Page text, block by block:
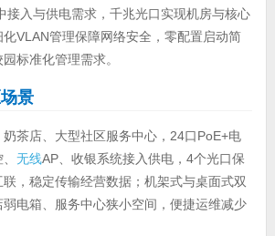
接入与供电需求，千兆光口实现机房与核心
VLAN管理保障网络安全，零配置启动简
标准化管理需求。
景
茶店、大型社区服务中心，24口PoE+电
无线AP、收银系统接入供电，4个光口保
，稳定传输经营数据；机架式与桌面式双
电箱、服务中心狭小空间，便捷运维减少